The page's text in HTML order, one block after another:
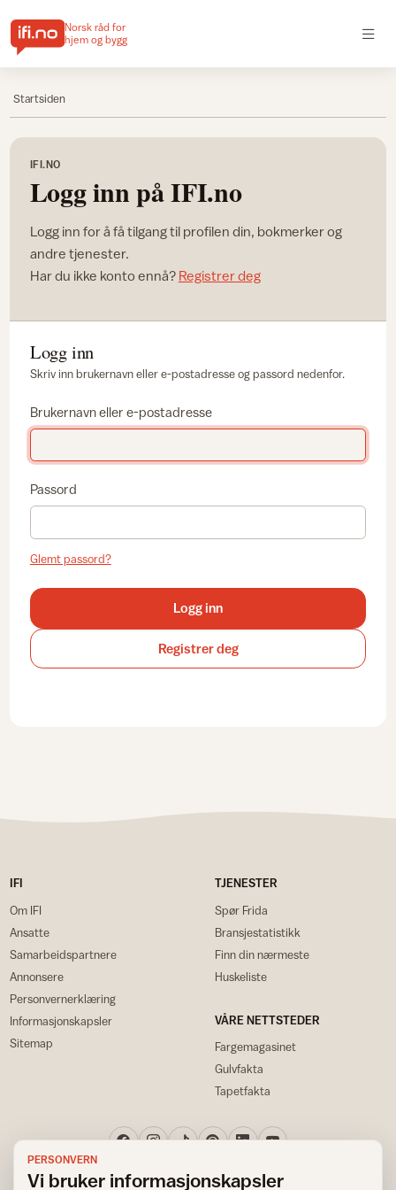
Norsk råd for
hjem og bygg
Startsiden
IFI.NO
Logg inn på IFI.no
Logg inn for å få tilgang til profilen din, bokmerker og
andre tjenester.
Har du ikke konto ennå? Registrer deg
Logg inn
Skriv inn brukernavn eller e-postadresse og passord nedenfor.
Brukernavn eller e-postadresse
Passord
Glemt passord?
Logg inn
Registrer deg
IFI
Om IFI
Ansatte
Samarbeidspartnere
Annonsere
Personvernerklæring
Informasjonskapsler
Sitemap
TJENESTER
Spør Frida
Bransjestatistikk
Finn din nærmeste
Huskeliste
VÅRE NETTSTEDER
Fargemagasinet
Gulvfakta
Tapetfakta
PERSONVERN
Vi bruker informasjonskapsler